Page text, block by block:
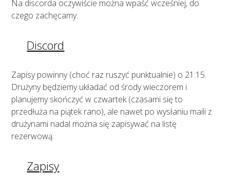
Na discorda oczywiście można wpaść wcześniej, do
czego zachęcamy.
Discord
Zapisy powinny (choć raz ruszyć punktualnie) o 21:15.
Drużyny będziemy układać od środy wieczorem i
planujemy skończyć w czwartek (czasami się to
przedłuża na piątek rano), ale nawet po wysłaniu maili z
drużynami nadal można się zapisywać na listę
rezerwową.
Zapisy